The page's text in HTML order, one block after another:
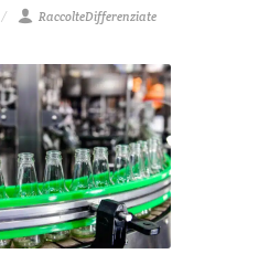
RaccolteDifferenziate